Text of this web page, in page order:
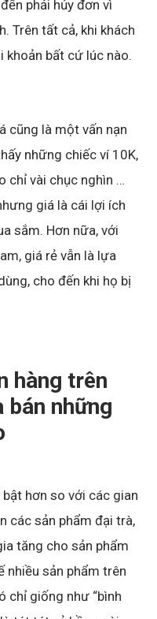
phải hủy đơn vì
Trên tất cả, khi khách
khoản bất cứ lúc nào.
cũng là một vấn nạn
những chiếc ví 10K,
chỉ vài chục nghìn …
giá là cái lợi ích
sắm. Hơn nữa, với
giá rẻ vẫn là lựa
cho đến khi họ bị
hàng trên
bán những
hơn so với các gian
các sản phẩm đại trà,
tăng cho sản phẩm
nhiều sản phẩm trên
chỉ giống như “bình